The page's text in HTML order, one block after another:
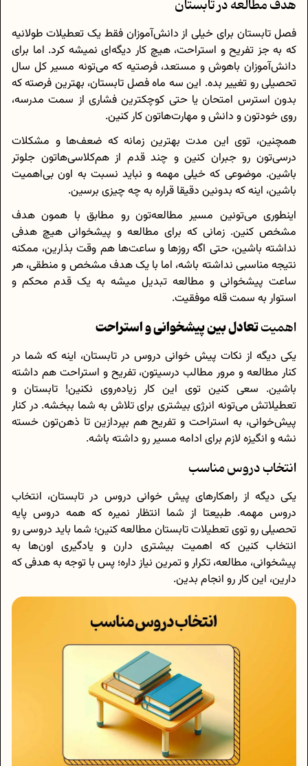
هدف مطالعه در تابستان
فصل تابستان برای خیلی از دانش‌آموزان فقط یک تعطیلات طولانیه
که به جز تفریح و استراحت، هیچ کار دیگه‌ای نمیشه کرد. اما برای
دانش‌آموزان باهوش و مستعد، فرصتیه که می‌تونه مسیر کل سال
تحصیلی رو تغییر بده. این سه ماه فصل تابستان، بهترین فرصته که
بدون استرس امتحان یا حتی کوچکترین فشاری از سمت مدرسه،
روی خودتون و دانش و مهارت‌هاتون کار کنین.
همچنین، توی این مدت بهترین زمانه که ضعف‌ها و مشکلات
درسی‌تون رو جبران کنین و چند قدم از هم‌کلاسی‌هاتون جلوتر
باشین. موضوعی که خیلی مهمه و نباید نسبت به اون بی‌اهمیت
باشین، اینه که بدونین دقیقا قراره به چه چیزی برسین.
اینطوری می‌تونین مسیر مطالعه‌تون رو مطابق با همون هدف
مشخص کنین. زمانی که برای مطالعه و پیشخوانی هیچ هدفی
نداشته باشین، حتی اگه روزها و ساعت‌ها هم وقت بذارین، ممکنه
نتیجه مناسبی نداشته باشه، اما با یک هدف مشخص و منطقی، هر
ساعت پیشخوانی و مطالعه تبدیل میشه به یک قدم محکم و
استوار به سمت قله موفقیت.
اهمیتتعادل بین پیشخوانی و استراحت
یکی دیگه از نکات پیش خوانی دروس در تابستان، اینه که شما در
کنار مطالعه و مرور مطالب درسیتون، تفریح و استراحت هم داشته
باشین. سعی کنین توی این کار زیاده‌روی نکنین! تابستان و
تعطیلاتش می‌تونه انرژی بیشتری برای تلاش به شما ببخشه. در کنار
پیش‌خوانی، به استراحت و تفریح هم بپردازین تا ذهن‌تون خسته
نشه و انگیزه لازم برای ادامه مسیر رو داشته باشه.
انتخاب دروس مناسب
یکی دیگه از راهکارهای پیش خوانی دروس در تابستان، انتخاب
دروس مهمه. طبیعتا از شما انتظار نمیره که همه دروس پایه
تحصیلی رو توی تعطیلات تابستان مطالعه کنین؛ شما باید دروسی رو
انتخاب کنین که اهمیت بیشتری دارن و یادگیری اون‌ها به
پیشخوانی، مطالعه، تکرار و تمرین نیاز داره؛ پس با توجه به هدفی که
دارین، این کار رو انجام بدین.